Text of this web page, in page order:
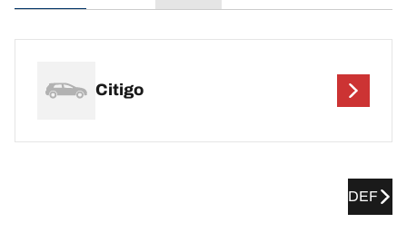
Citigo
DEF